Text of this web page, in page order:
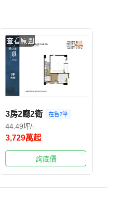
查看原圖
3房2廳2衛 在售2筆
44.49坪/-
3,729萬起
詢底價